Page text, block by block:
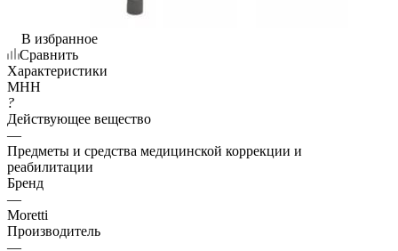
В избранное
Сравнить
Характеристики
МНН
?
Действующее вещество
—
Предметы и средства медицинской коррекции и
реабилитации
Бренд
—
Moretti
Производитель
—